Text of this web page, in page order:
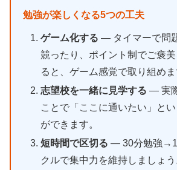
勉強が楽しくなる5つの工夫
ゲーム化する — タイマーで問
競ったり、ポイント制でご褒
ると、ゲーム感覚で取り組めま
志望校を一緒に見学する — 実
ことで「ここに通いたい」と
ができます。
短時間で区切る — 30分勉強
クルで集中力を維持しましょう